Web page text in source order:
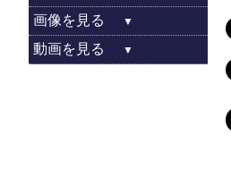
画像を見る
動画を見る